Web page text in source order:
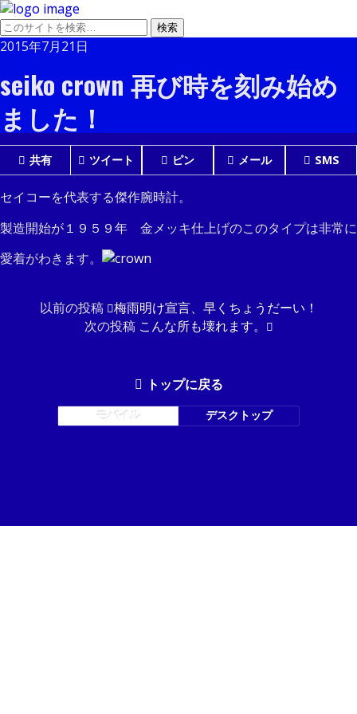
2015年7月21日
seiko crown 再び時を刻み始め
ました！
共有 ツイート ピン メール SMS
セイコーを代表する傑作腕時計。
製造開始が１９５９年 金メッキ仕上げのこのタイプは非常に
愛着がわきます。
以前の投稿 梅雨明け宣言、早くちょうだーい！
次の投稿 こんな所も壊れます。
トップに戻る
モバイル デスクトップ